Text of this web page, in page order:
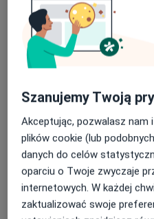
StacjonarneZobacz
Zdjęcia i filmy
Zobacz galerię (10)
Szanujemy Twoją
Akceptując, pozwalasz nam
plików cookie (lub
danych do celów
oparciu o Twoje zwyczaje
internetowych. W każdej
zaktualizować swoje